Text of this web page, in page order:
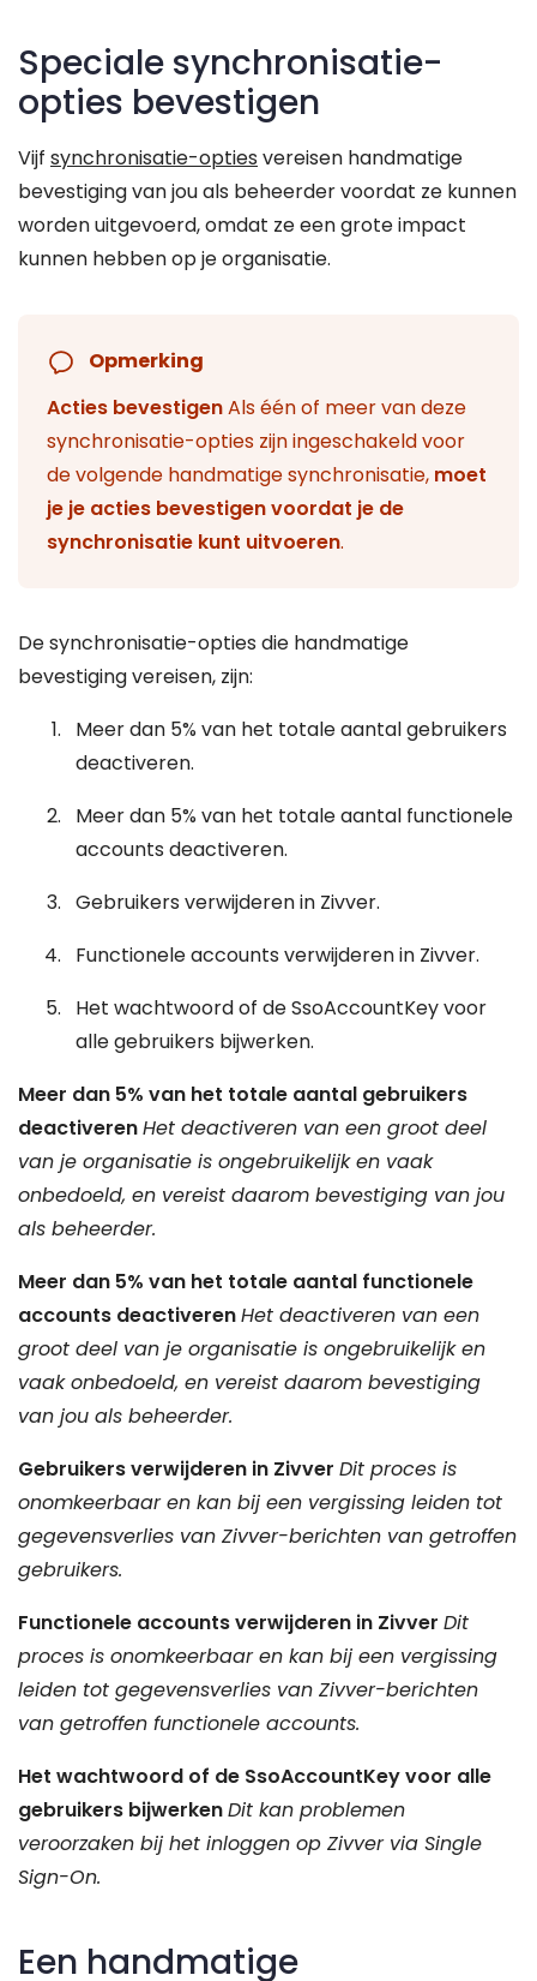
Speciale synchronisatie-
opties bevestigen
Vijf synchronisatie-opties vereisen handmatige
bevestiging van jou als beheerder voordat ze kunnen
worden uitgevoerd, omdat ze een grote impact
kunnen hebben op je organisatie.
Opmerking
Acties bevestigenAls één of meer van deze
synchronisatie-opties zijn ingeschakeld voor
de volgende handmatige synchronisatie, moet
je je acties bevestigen voordat je de
synchronisatie kunt uitvoeren.
De synchronisatie-opties die handmatige
bevestiging vereisen, zijn:
Meer dan 5% van het totale aantal gebruikers
deactiveren.
Meer dan 5% van het totale aantal functionele
accounts deactiveren.
Gebruikers verwijderen in Zivver.
Functionele accounts verwijderen in Zivver.
Het wachtwoord of de SsoAccountKey voor
alle gebruikers bijwerken.
Meer dan 5% van het totale aantal gebruikers
deactiverenHet deactiveren van een groot deel
van je organisatie is ongebruikelijk en vaak
onbedoeld, en vereist daarom bevestiging van jou
als beheerder.
Meer dan 5% van het totale aantal functionele
accounts deactiverenHet deactiveren van een
groot deel van je organisatie is ongebruikelijk en
vaak onbedoeld, en vereist daarom bevestiging
van jou als beheerder.
Gebruikers verwijderen in Zivver Dit proces is
onomkeerbaar en kan bij een vergissing leiden tot
gegevensverlies van Zivver-berichten van getroffen
gebruikers.
Functionele accounts verwijderen in Zivver Dit
proces is onomkeerbaar en kan bij een vergissing
leiden tot gegevensverlies van Zivver-berichten
van getroffen functionele accounts.
Het wachtwoord of de SsoAccountKey voor alle
gebruikers bijwerkenDit kan problemen
veroorzaken bij het inloggen op Zivver via Single
Sign-On.
Een handmatige